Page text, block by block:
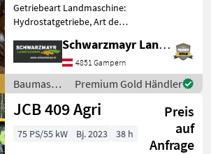
Getriebeart Landmaschine:
Hydrostatgetriebe, Art der
Diesel,
Höchstgeschwindigkeit in
km/h: 40 km/h, Abgasstufe:
-/Stage V,
Anhängevorrichtung
Schwarzmayr Landtechnik GmbH - Gampern
4851 Gampern
Baumaschinen
/ JCB
Premium Gold Händler
JCB 409 Agri
Preis
auf
Anfrage
75 PS/55 kW Bj. 2023 38 h